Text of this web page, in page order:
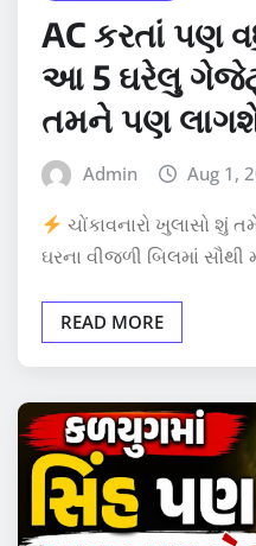
AC કરતાં પણ
આ 5 ઘરેલુ
તમને પણ
Admin Aug 1,
ચોંકાવનારો ખુલાસો શું
ઘરના વીજળી બિલમાં સૌથી
READ MORE